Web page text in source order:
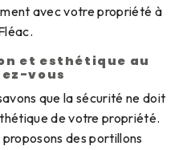
avec votre propriété à
et esthétique au
vous
que la sécurité ne doit
de votre propriété.
des portillons